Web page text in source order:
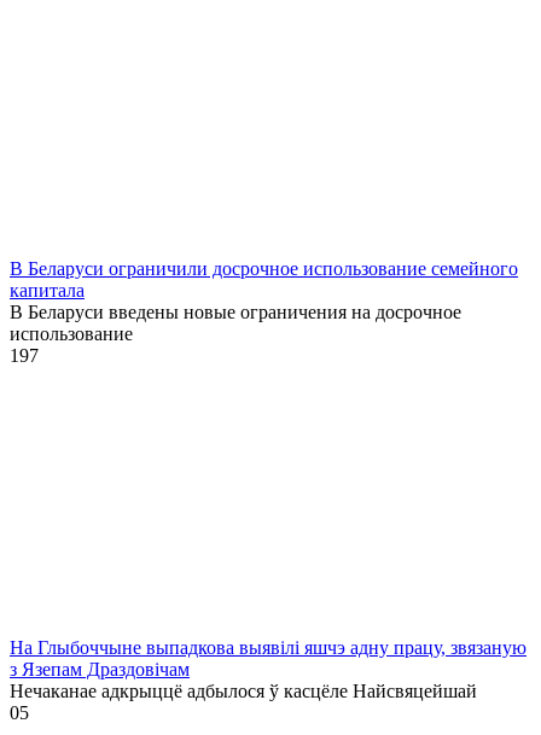
В Беларуси ограничили досрочное использование семейного
капитала
В Беларуси введены новые ограничения на досрочное
использование
197
На Глыбоччыне выпадкова выявілі яшчэ адну працу, звязаную
з Язепам Драздовічам
Нечаканае адкрыццё адбылося ў касцёле Найсвяцейшай
05